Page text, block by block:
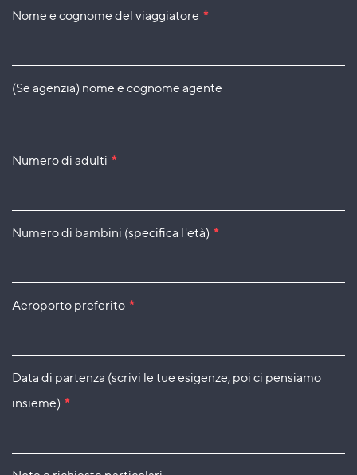
Nome e cognome del viaggiatore *
(Se agenzia) nome e cognome agente
Numero di adulti *
Numero di bambini (specifica l'età) *
Aeroporto preferito *
Data di partenza (scrivi le tue esigenze, poi ci pensiamo
insieme) *